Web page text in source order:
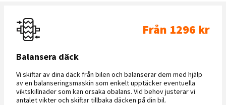
Balansera däck
Från 1296 kr
Vi skiftar av dina däck från bilen och balanserar dem med hjälp
av en balanseringsmaskin som enkelt upptäcker eventuella
viktskillnader som kan orsaka obalans. Vid behov justerar vi
antalet vikter och skiftar tillbaka däcken på din bil.